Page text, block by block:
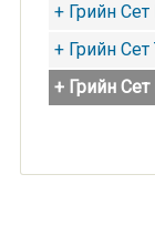
+ Грийн
+ Грийн Сет
+ Грийн